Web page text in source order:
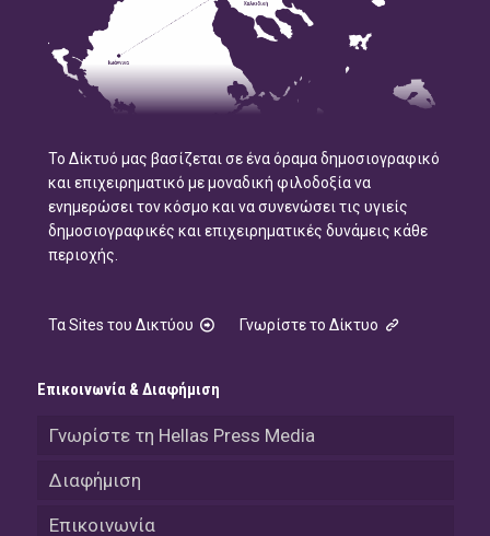
Το Δίκτυό μας βασίζεται σε ένα όραμα δημοσιογραφικό
και επιχειρηματικό με μοναδική φιλοδοξία να
ενημερώσει τον κόσμο και να συνενώσει τις υγιείς
δημοσιογραφικές και επιχειρηματικές δυνάμεις κάθε
περιοχής.
Τα Sites του Δικτύου Γνωρίστε το Δίκτυο
Επικοινωνία & Διαφήμιση
Γνωρίστε τη Hellas Press Media
Διαφήμιση
Επικοινωνία